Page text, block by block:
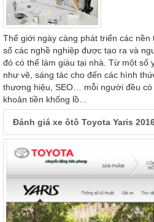
Thế giới ngày càng phát triển các
số các nghề nghiệp được tạo ra và
đó có thể làm giàu tại nhà. Từ một số
như vẽ, sáng tác cho đến các hình
thương hiệu, SEO… mỗi người đều
khoản tiền khổng lồ...
Đánh giá xe ôtô Toyota Yaris